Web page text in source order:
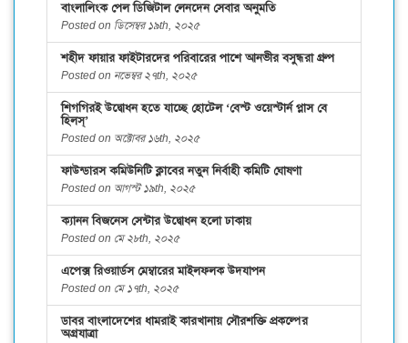
বাংলালিংক পেল ডিজিটাল লেনদেন সেবার অনুমতি
Posted on ডিসেম্বর ১৯th, ২০২৫
শহীদ ফায়ার ফাইটারদের পরিবারের পাশে আনভীর বসুন্ধরা গ্রুপ
Posted on নভেম্বর ২৭th, ২০২৫
শিগগিরই উদ্বোধন হতে যাচ্ছে হোটেল ‘বেস্ট ওয়েস্টার্ন প্লাস বে
হিলস্’
Posted on অক্টোবর ১৬th, ২০২৫
ফাউন্ডারস কমিউনিটি ক্লাবের নতুন নির্বাহী কমিটি ঘোষণা
Posted on আগস্ট ১৯th, ২০২৫
ক্যানন বিজনেস সেন্টার উদ্বোধন হলো ঢাকায়
Posted on মে ২৮th, ২০২৫
এপেক্স রিওয়ার্ডস মেম্বারের মাইলফলক উদযাপন
Posted on মে ১৭th, ২০২৫
ডাবর বাংলাদেশের ধামরাই কারখানায় সৌরশক্তি প্রকল্পের
অগ্রযাত্রা